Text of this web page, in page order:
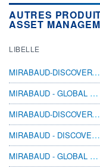
AUTRES
ASSET
LIBELLE
MIRABAUD-DISCOVERY EUR EX UK N EUR ACC
MIRABAUD - GLOBAL DIVIDEND A CHF INC
MIRABAUD-DISCOVERY EUR EX UK A EUR ACC
MIRABAUD - DISCOVERY EUROPE I EUR ACC
MIRABAUD - GLOBAL DIVIDEND I USD ACC